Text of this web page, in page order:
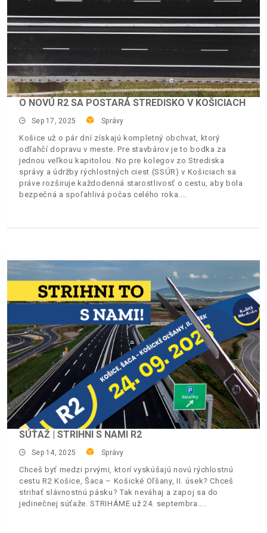
O NOVÚ R2 SA POSTARÁ STREDISKO V KOŠICIACH
Sep 17, 2025 Správy
Košice už o pár dní získajú kompletný obchvat, ktorý
odľahčí dopravu v meste. Pre stavbárov je to bodka za
jednou veľkou kapitolou. No pre kolegov zo Strediska
správy a údržby rýchlostných ciest (SSÚR) v Košiciach sa
práve rozširuje každodenná starostlivosť o cestu, aby bola
bezpečná a spoľahlivá počas celého roka.
SÚŤAŽ | STRIHNI S NAMI R2
Sep 14, 2025 Správy
Chceš byť medzi prvými, ktorí vyskúšajú novú rýchlostnú
cestu R2 Košice, Šaca – Košické Oľšany, II. úsek? Chceš
strihať slávnostnú pásku? Tak neváhaj a zapoj sa do
jedinečnej súťaže. STRIHÁME už 24. septembra.